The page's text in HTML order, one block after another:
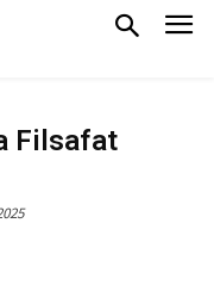
Filsafat